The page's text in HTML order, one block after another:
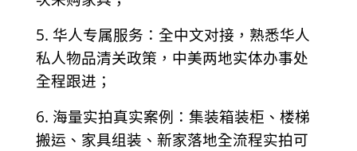
5. 华人专属服务：全中文对接，熟悉华人
私人物品清关政策，中美两地实体办事处
全程跟进；
6. 海量实拍真实案例：集装箱装柜、楼梯
搬运、家具组装、新家落地全流程实拍可